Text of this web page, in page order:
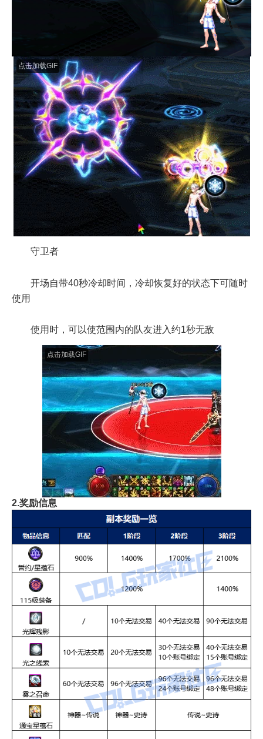
点击加载GIF
守卫者
开场自带40秒冷却时间，冷却恢复好的状态下可随时
使用
使用时，可以使范围内的队友进入约1秒无敌
点击加载GIF
2.奖励信息